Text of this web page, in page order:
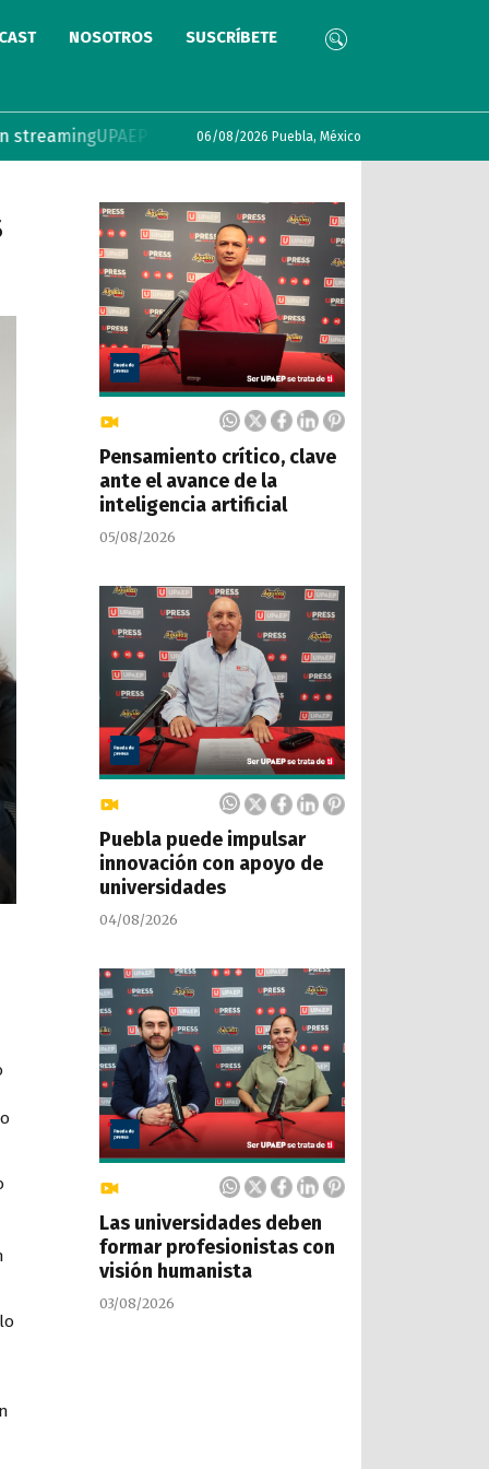
NOSOTROS SUSCRÍBETE
UPAEP lanza convocatoria COIL 2026 con incentivos para
06/08/2026 Puebla, México
Pensamiento crítico, clave
ante el avance de la
inteligencia artificial
05/08/2026
Puebla puede impulsar
innovación con apoyo de
universidades
04/08/2026
Las universidades deben
formar profesionistas con
visión humanista
03/08/2026